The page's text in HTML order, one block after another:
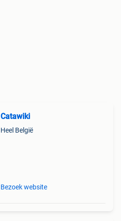
Catawiki
Heel België
Bezoek website